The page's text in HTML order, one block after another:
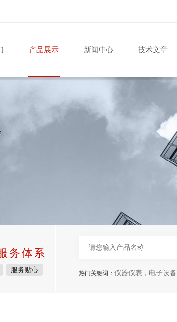
产品展示 新闻中心 技术文章
务体系
服务贴心 热门关键词： 仪器仪表，电子设备，机